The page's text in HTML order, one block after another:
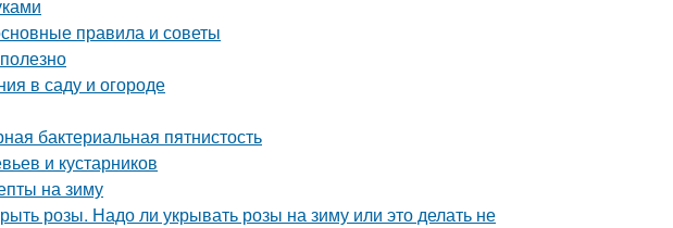
правила и советы
в саду и огороде
бактериальная пятнистость
и кустарников
на зиму
розы. Надо ли укрывать розы на зиму или это делать не